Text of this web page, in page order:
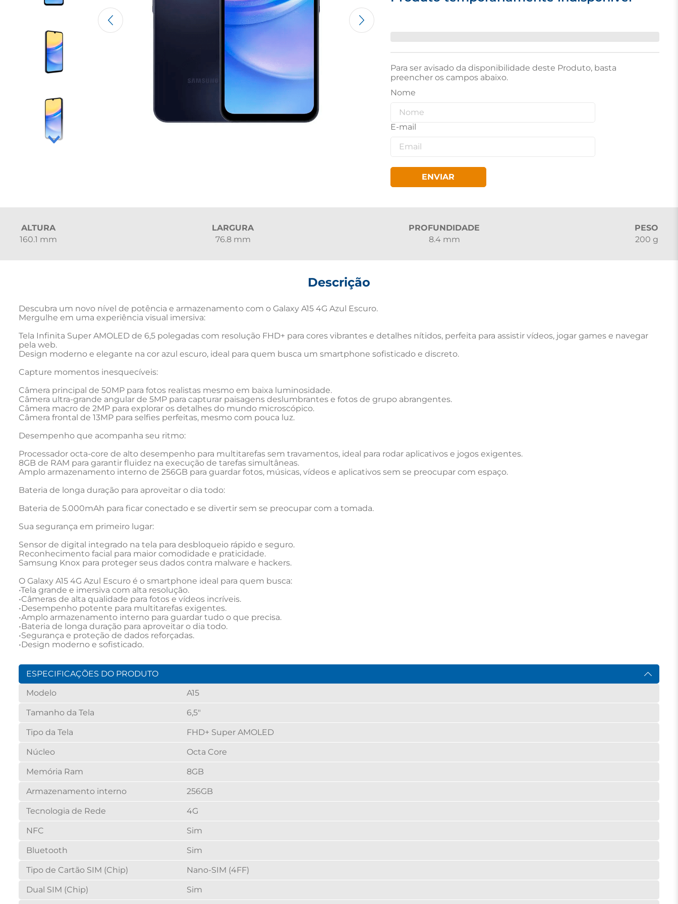
Para ser avisado da disponibilidade deste Produto, basta
preencher os campos abaixo.
ENVIAR
ALTURA
160.1 mm
LARGURA
76.8 mm
PROFUNDIDADE
8.4 mm
PESO
200 g
Descrição
Descubra um novo nível de potência e armazenamento com o Galaxy A15 4G Azul Escuro.
Mergulhe em uma experiência visual imersiva:
Tela Infinita Super AMOLED de 6,5 polegadas com resolução FHD+ para cores vibrantes e detalhes nítidos, perfeita para assistir vídeos, jogar games e navegar
pela web.
Design moderno e elegante na cor azul escuro, ideal para quem busca um smartphone sofisticado e discreto.
Capture momentos inesquecíveis:
Câmera principal de 50MP para fotos realistas mesmo em baixa luminosidade.
Câmera ultra-grande angular de 5MP para capturar paisagens deslumbrantes e fotos de grupo abrangentes.
Câmera macro de 2MP para explorar os detalhes do mundo microscópico.
Câmera frontal de 13MP para selfies perfeitas, mesmo com pouca luz.
Desempenho que acompanha seu ritmo:
Processador octa-core de alto desempenho para multitarefas sem travamentos, ideal para rodar aplicativos e jogos exigentes.
8GB de RAM para garantir fluidez na execução de tarefas simultâneas.
Amplo armazenamento interno de 256GB para guardar fotos, músicas, vídeos e aplicativos sem se preocupar com espaço.
Bateria de longa duração para aproveitar o dia todo:
Bateria de 5.000mAh para ficar conectado e se divertir sem se preocupar com a tomada.
Sua segurança em primeiro lugar:
Sensor de digital integrado na tela para desbloqueio rápido e seguro.
Reconhecimento facial para maior comodidade e praticidade.
Samsung Knox para proteger seus dados contra malware e hackers.
O Galaxy A15 4G Azul Escuro é o smartphone ideal para quem busca:
•Tela grande e imersiva com alta resolução.
•Câmeras de alta qualidade para fotos e vídeos incríveis.
•Desempenho potente para multitarefas exigentes.
•Amplo armazenamento interno para guardar tudo o que precisa.
•Bateria de longa duração para aproveitar o dia todo.
•Segurança e proteção de dados reforçadas.
•Design moderno e sofisticado.
ESPECIFICAÇÕES DO PRODUTO
Modelo
A15
Tamanho da Tela 6,5"
Tipo da Tela FHD+ Super AMOLED
Núcleo Octa Core
Memória Ram 8GB
Armazenamento interno 256GB
Tecnologia de Rede 4G
NFC Sim
Bluetooth Sim
Tipo de Cartão SIM (Chip) Nano-SIM (4FF)
Dual SIM (Chip) Sim